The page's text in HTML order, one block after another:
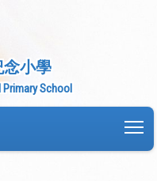
小學
Primary School